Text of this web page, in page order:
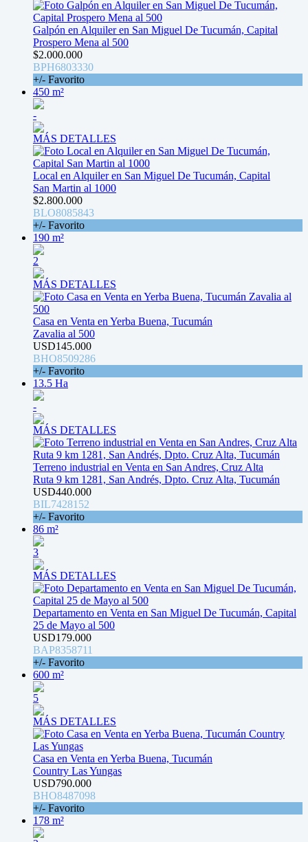
Galpón en Alquiler en San Miguel De Tucumán, Capital
Prospero Mena al 500
$2.000.000
BPH6803330
+/- Favorito
450 m²
-
MÁS DETALLES
Local en Alquiler en San Miguel De Tucumán, Capital
San Martin al 1000
$2.800.000
BLO8085843
+/- Favorito
190 m²
2
MÁS DETALLES
Casa en Venta en Yerba Buena, Tucumán
Zavalia al 500
USD145.000
BHO8509286
+/- Favorito
13.5 Ha
-
MÁS DETALLES
Terreno industrial en Venta en San Andres, Cruz Alta
Ruta 9 km 1281, San Andrés, Dpto. Cruz Alta, Tucumán
USD440.000
BIL7428152
+/- Favorito
86 m²
3
MÁS DETALLES
Departamento en Venta en San Miguel De Tucumán, Capital
25 de Mayo al 500
USD179.000
BAP8358711
+/- Favorito
600 m²
5
MÁS DETALLES
Casa en Venta en Yerba Buena, Tucumán
Country Las Yungas
USD790.000
BHO8487098
+/- Favorito
178 m²